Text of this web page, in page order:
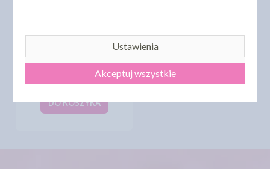
SILIKOMART FORMA
cena:63,70 zł
DO KOSZYKA
Ustawienia
Akceptuj wszystkie